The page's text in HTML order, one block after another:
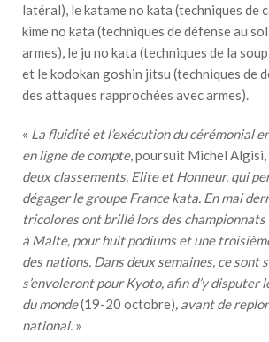
latéral), le katame no kata (techniques de
kime no kata (techniques de défense au
armes), le ju no kata (techniques de la
et le kodokan goshin jitsu (techniques de
des attaques rapprochées avec armes).
« La fluidité et l’exécution du cérémonial
en ligne de compte, poursuit Michel Algisi,
deux classements, Elite et Honneur, qui
dégager le groupe France kata. En mai
tricolores ont brillé lors des championnats
à Malte, pour huit podiums et une
des nations. Dans deux semaines, ce sont
s’envoleront pour Kyoto, afin d’y disputer
du monde(19-20 octobre), avant de
national. »